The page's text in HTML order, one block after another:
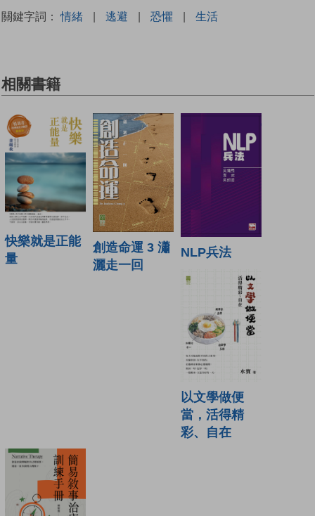
關鍵字詞：情緒 | 逃避 | 恐懼 | 生活
相關書籍
快樂就是正能
量
創造命運 3 瀟
灑走一回
NLP兵法
以文學做便
當，活得精
彩、自在